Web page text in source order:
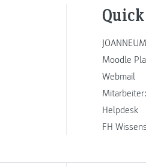
Moodle
Webmail
Helpdesk
FH